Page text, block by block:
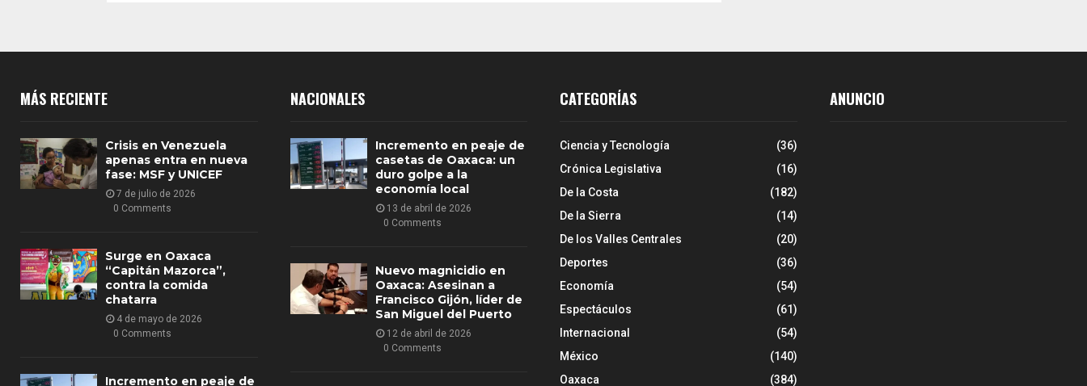
MÁS RECIENTE
Crisis en Venezuela
apenas entra en nueva
fase: MSF y UNICEF
7 de julio de 2026
0 Comments
Surge en Oaxaca
“Capitán Mazorca”,
contra la comida
chatarra
4 de mayo de 2026
0 Comments
Incremento en peaje de
NACIONALES
Incremento en peaje de
casetas de Oaxaca: un
duro golpe a la
economía local
13 de abril de 2026
0 Comments
Nuevo magnicidio en
Oaxaca: Asesinan a
Francisco Gijón, líder de
San Miguel del Puerto
12 de abril de 2026
0 Comments
CATEGORÍAS
Ciencia y Tecnología
(36)
Crónica Legislativa
(16)
De la Costa
(182)
De la Sierra
(14)
De los Valles Centrales
(20)
Deportes
(36)
Economía
(54)
Espectáculos
(61)
Internacional
(54)
México
(140)
Oaxaca
(384)
ANUNCIO